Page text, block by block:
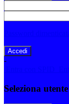
-
Seleziona utente